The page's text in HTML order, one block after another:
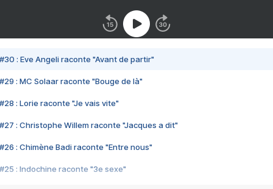
#30 : Eve Angeli raconte "Avant de partir"
#29 : MC Solaar raconte "Bouge de là"
#28 : Lorie raconte "Je vais vite"
#27 : Christophe Willem raconte "Jacques a dit"
#26 : Chimène Badi raconte "Entre nous"
#25 : Indochine raconte "3e sexe"